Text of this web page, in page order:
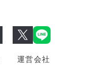
運営会社